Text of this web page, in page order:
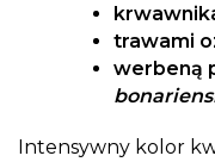
trawami
werbeną
Intensywny kolor